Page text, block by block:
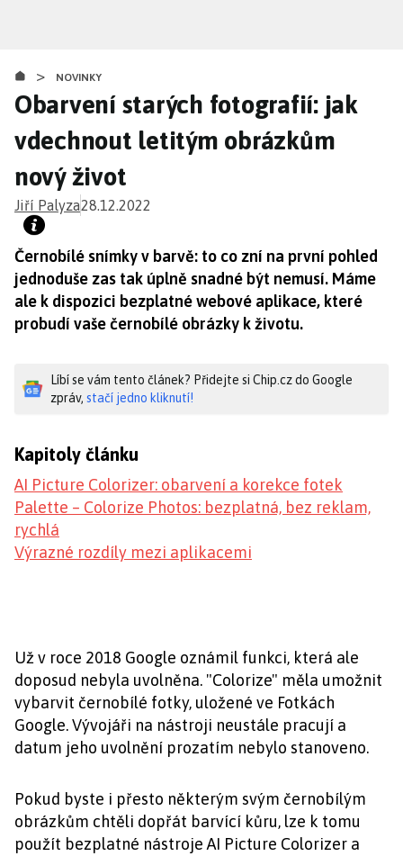
obsahu
> NOVINKY
Obarvení starých fotografií: jak
vdechnout letitým obrázkům
nový život
Jiří Palyza28.12.2022
Černobílé snímky v barvě: to co zní na první pohled
jednoduše zas tak úplně snadné být nemusí. Máme
ale k dispozici bezplatné webové aplikace, které
probudí vaše černobílé obrázky k životu.
Líbí se vám tento článek? Přidejte si Chip.cz do Google
zpráv, stačí jedno kliknutí!
Kapitoly článku
AI Picture Colorizer: obarvení a korekce fotek
Palette – Colorize Photos: bezplatná, bez reklam,
rychlá
Výrazné rozdíly mezi aplikacemi
Už v roce 2018 Google oznámil funkci, která ale
doposud nebyla uvolněna. "Colorize" měla umožnit
vybarvit černobílé fotky, uložené ve Fotkách
Google. Vývojáři na nástroji neustále pracují a
datum jeho uvolnění prozatím nebylo stanoveno.
Pokud byste i přesto některým svým černobílým
obrázkům chtěli dopřát barvící kůru, lze k tomu
použít bezplatné nástroje AI Picture Colorizer a